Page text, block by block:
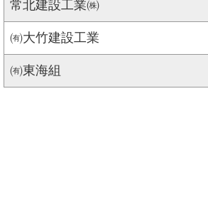
常北建設工業㈱
㈲大竹建設工業
㈲東海組